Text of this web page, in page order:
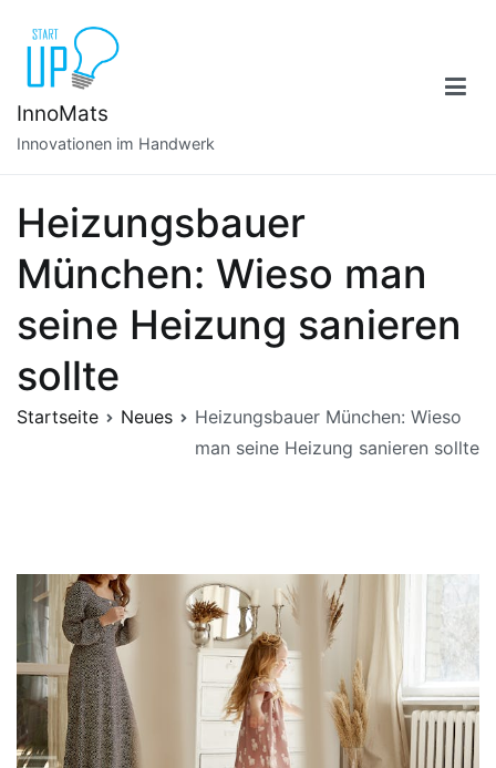
Inhalt
springen
InnoMats
Innovationen im Handwerk
Heizungsbauer
München: Wieso man
seine Heizung sanieren
sollte
Startseite Neues
Heizungsbauer München: Wieso
man seine Heizung sanieren sollte